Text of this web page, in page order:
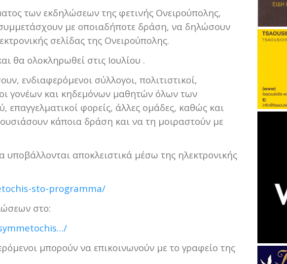
των εκδηλώσεων της φετινής Ονειρούπολης,
με οποιαδήποτε δράση, να δηλώσουν
σελίδας της Ονειρούπολης.
θα ολοκληρωθεί στις Ιουλίου .
ενδιαφερόμενοι σύλλογοι, πολιτιστικοί,
γονέων και κηδεμόνων μαθητών όλων των
επαγγελματικοί φορείς, άλλες ομάδες, καθώς και
κάποια δράση και να τη μοιραστούν με
αποκλειστικά μέσω της ηλεκτρονικής
sto-programma/
στο:
μπορούν να επικοινωνούν με το γραφείο της